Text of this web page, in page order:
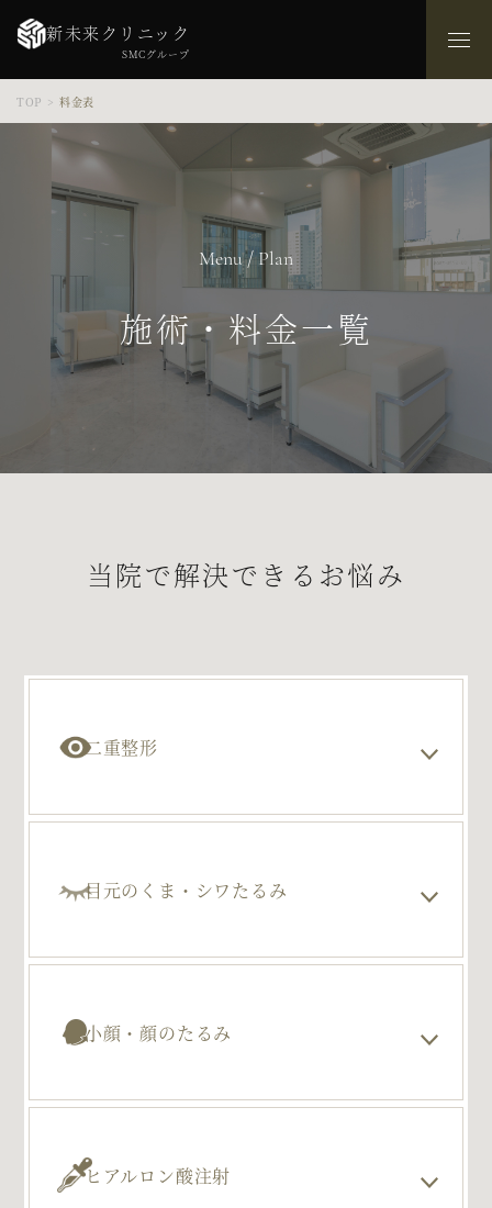
新未来クリニック
SMCグループ
TOP > 料金表
Menu / Plan
施術・料金一覧
当院で解決できるお悩み
二重整形
目元のくま・シワたるみ
小顔・顔のたるみ
ヒアルロン酸注射